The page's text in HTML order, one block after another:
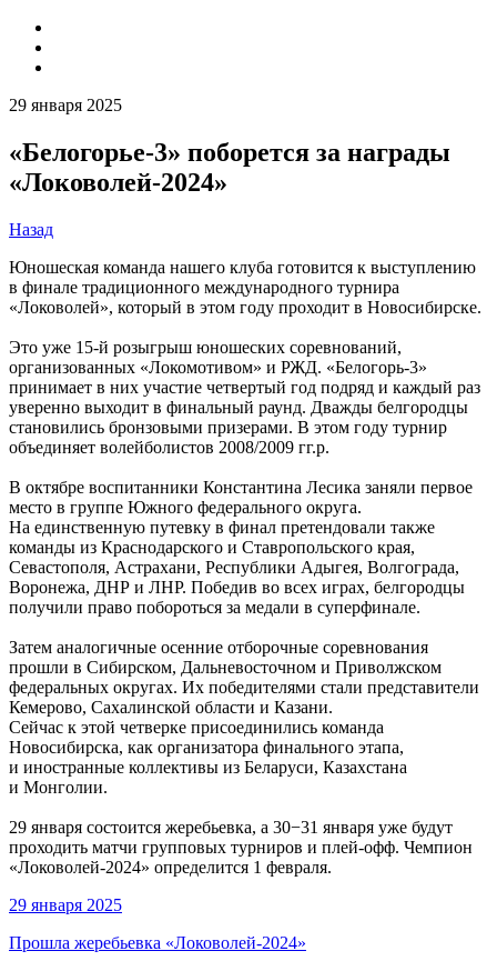
29 января 2025
«Белогорье-3» поборется за награды
«Локоволей-2024»
Назад
Юношеская команда нашего клуба готовится к выступлению
в финале традиционного международного турнира
«Локоволей», который в этом году проходит в Новосибирске.
Это уже 15-й розыгрыш юношеских соревнований,
организованных «Локомотивом» и РЖД. «Белогорь-3»
принимает в них участие четвертый год подряд и каждый раз
уверенно выходит в финальный раунд. Дважды белгородцы
становились бронзовыми призерами. В этом году турнир
объединяет волейболистов 2008/2009 гг.р.
В октябре воспитанники Константина Лесика заняли первое
место в группе Южного федерального округа.
На единственную путевку в финал претендовали также
команды из Краснодарского и Ставропольского края,
Севастополя, Астрахани, Республики Адыгея, Волгограда,
Воронежа, ДНР и ЛНР. Победив во всех играх, белгородцы
получили право побороться за медали в суперфинале.
Затем аналогичные осенние отборочные соревнования
прошли в Сибирском, Дальневосточном и Приволжском
федеральных округах. Их победителями стали представители
Кемерово, Сахалинской области и Казани.
Сейчас к этой четверке присоединились команда
Новосибирска, как организатора финального этапа,
и иностранные коллективы из Беларуси, Казахстана
и Монголии.
29 января состоится жеребьевка, а 30−31 января уже будут
проходить матчи групповых турниров и плей-офф. Чемпион
«Локоволей-2024» определится 1 февраля.
29 января 2025
Прошла жеребьевка «Локоволей-2024»